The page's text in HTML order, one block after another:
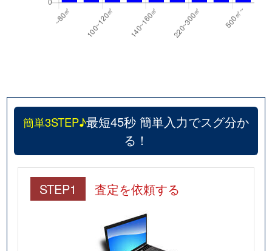
簡単3STEP♪最短45秒 簡単入力でスグ分か
る！
STEP1 査定を依頼する